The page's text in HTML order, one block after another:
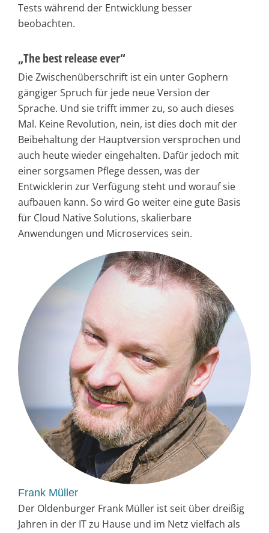
Tests während der Entwicklung besser
beobachten.
„The best release ever“
Die Zwischenüberschrift ist ein unter Gophern
gängiger Spruch für jede neue Version der
Sprache. Und sie trifft immer zu, so auch dieses
Mal. Keine Revolution, nein, ist dies doch mit der
Beibehaltung der Hauptversion versprochen und
auch heute wieder eingehalten. Dafür jedoch mit
einer sorgsamen Pflege dessen, was der
Entwicklerin zur Verfügung steht und worauf sie
aufbauen kann. So wird Go weiter eine gute Basis
für Cloud Native Solutions, skalierbare
Anwendungen und Microservices sein.
Frank Müller
Der Oldenburger Frank Müller ist seit über dreißig
Jahren in der IT zu Hause und im Netz vielfach als